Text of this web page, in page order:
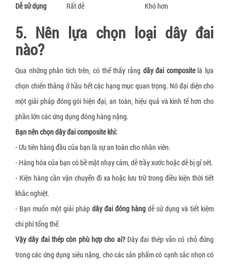
Dễ sử dụng
Rất dễ Khó hơn
5. Nên lựa chọn loại dây đai
nào?
Qua những phân tích trên, có thể thấy rằng dây đai compositelà lựa
chọn chiến thắng ở hầu hết các hạng mục quan trọng. Nó đại diện cho
một giải pháp đóng gói hiện đại, an toàn, hiệu quả và kinh tế hơn cho
phần lớn các ứng dụng đóng hàng nặng.
Bạn nên chọn dây đai composite khi:
- Ưu tiên hàng đầu của bạn là sự an toàn cho nhân viên.
- Hàng hóa của bạn có bề mặt nhạy cảm, dễ trầy xước hoặc dễ bị gỉ sét.
- Kiện hàng cần vận chuyển đi xa hoặc lưu trữ trong điều kiện thời tiết
khắc nghiệt.
- Bạn muốn một giải pháp dây đai đóng hàng dễ sử dụng và tiết kiệm
chi phí tổng thể.
Vậy dây đai thép còn phù hợp cho ai?Dây đai thép vẫn có chỗ đứng
trong các ứng dụng siêu nặng, cho các sản phẩm có cạnh sắc nhọn có